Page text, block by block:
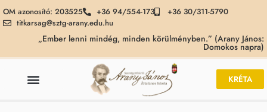
OM azonosító: 203525 +36 94/554-173
+36 30/311-5790
titkarsag@sztg-arany.edu.hu
„Ember lenni mindég, minden körülményben.” (Arany János:
Domokos napra)
KRÉTA